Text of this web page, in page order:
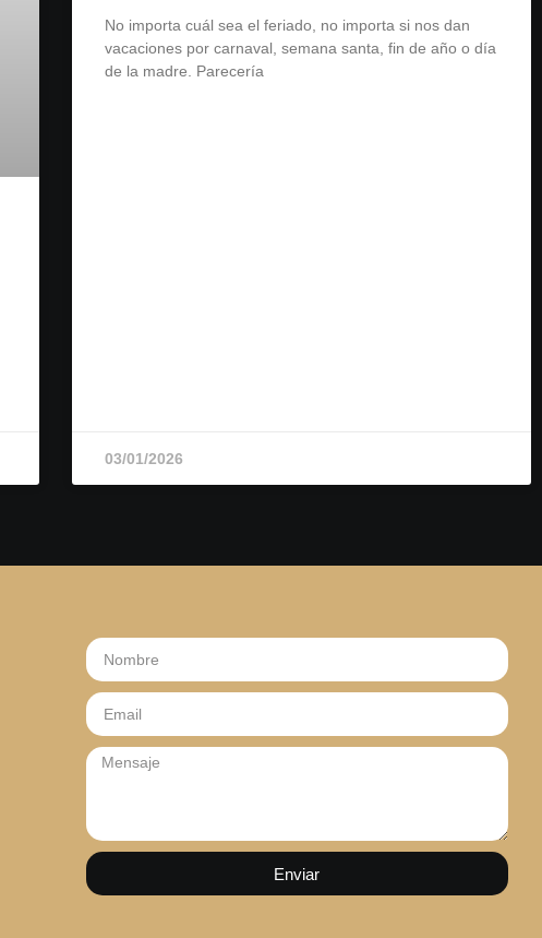
No importa cuál sea el feriado, no importa si nos dan
vacaciones por carnaval, semana santa, fin de año o día
de la madre. Parecería
03/01/2026
Enviar